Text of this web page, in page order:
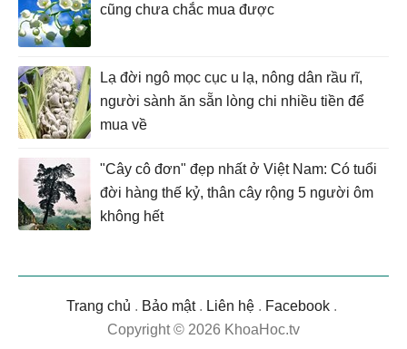
cũng chưa chắc mua được
Lạ đời ngô mọc cục u lạ, nông dân rầu rĩ,
người sành ăn sẵn lòng chi nhiều tiền để
mua về
"Cây cô đơn" đẹp nhất ở Việt Nam: Có tuổi
đời hàng thế kỷ, thân cây rộng 5 người ôm
không hết
Trang chủ . Bảo mật. Liên hệ . Facebook .
Copyright © 2026 KhoaHoc.tv